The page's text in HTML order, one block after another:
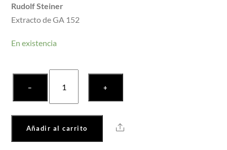
Rudolf Steiner
Extracto de GA 152
En existencia
−
Impulso
Micaelico
y
el
Misterio
+
Añadir al carrito Share